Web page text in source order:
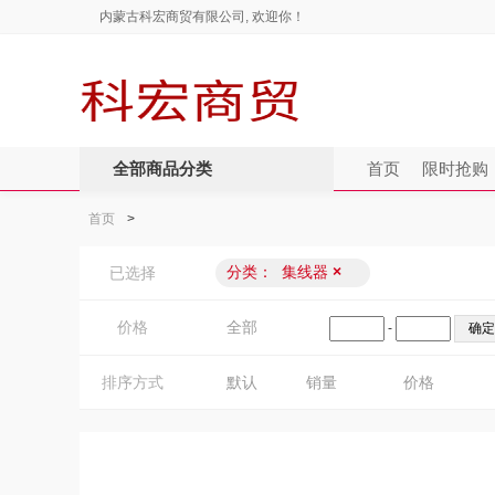
内蒙古科宏商贸有限公司, 欢迎你！
全部商品分类 首页 限时抢购
首页 >
已选择 分类： 集线器 ×
价格 全部 -
排序方式 默认 销量 价格